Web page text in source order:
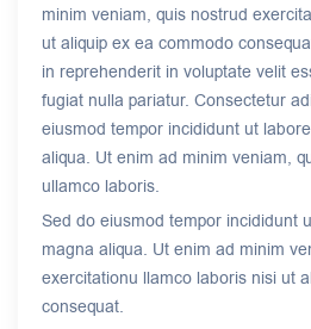
minim veniam, quis nostrud
ut aliquip ex ea commodo
in reprehenderit in voluptate velit
fugiat nulla pariatur. Consectetur
eiusmod tempor incididunt ut
aliqua. Ut enim ad minim veniam,
ullamco laboris.
Sed do eiusmod tempor incididunt
magna aliqua. Ut enim ad minim
exercitationu llamco laboris nisi ut
consequat.